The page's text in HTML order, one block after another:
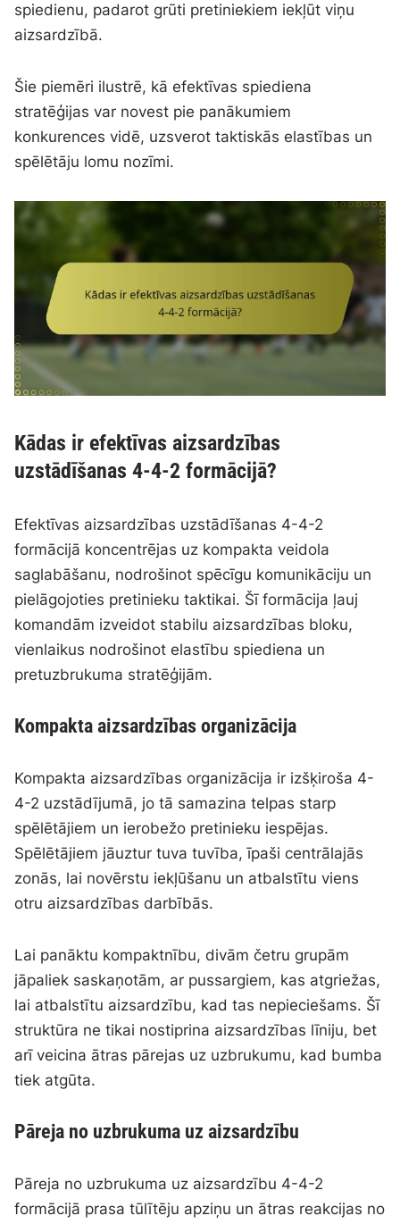
spiedienu, padarot grūti pretiniekiem iekļūt viņu
aizsardzībā.
Šie piemēri ilustrē, kā efektīvas spiediena
stratēģijas var novest pie panākumiem
konkurences vidē, uzsverot taktiskās elastības un
spēlētāju lomu nozīmi.
Kādas ir efektīvas aizsardzības
uzstādīšanas 4-4-2 formācijā?
Efektīvas aizsardzības uzstādīšanas 4-4-2
formācijā koncentrējas uz kompakta veidola
saglabāšanu, nodrošinot spēcīgu komunikāciju un
pielāgojoties pretinieku taktikai. Šī formācija ļauj
komandām izveidot stabilu aizsardzības bloku,
vienlaikus nodrošinot elastību spiediena un
pretuzbrukuma stratēģijām.
Kompakta aizsardzības organizācija
Kompakta aizsardzības organizācija ir izšķiroša 4-
4-2 uzstādījumā, jo tā samazina telpas starp
spēlētājiem un ierobežo pretinieku iespējas.
Spēlētājiem jāuztur tuva tuvība, īpaši centrālajās
zonās, lai novērstu iekļūšanu un atbalstītu viens
otru aizsardzības darbībās.
Lai panāktu kompaktnību, divām četru grupām
jāpaliek saskaņotām, ar pussargiem, kas atgriežas,
lai atbalstītu aizsardzību, kad tas nepieciešams. Šī
struktūra ne tikai nostiprina aizsardzības līniju, bet
arī veicina ātras pārejas uz uzbrukumu, kad bumba
tiek atgūta.
Pāreja no uzbrukuma uz aizsardzību
Pāreja no uzbrukuma uz aizsardzību 4-4-2
formācijā prasa tūlītēju apziņu un ātras reakcijas no